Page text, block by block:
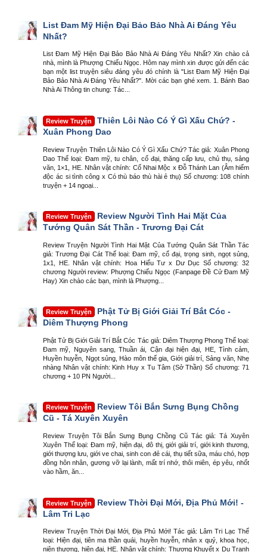
List Đam Mỹ Hiện Đại Bảo Bảo Nhà Ai Đáng Yêu
Nhất?
List Đam Mỹ Hiện Đại Bảo Bảo Nhà Ai Đáng Yêu Nhất? Xin chào cả
nhà, mình là Phượng Chiếu Ngọc. Hôm nay mình xin được gửi đến các
bạn một list truyện siêu đáng yêu đó chính là "List Đam Mỹ Hiện Đại
Bảo Bảo Nhà Ai Đáng Yêu Nhất?". Mời các bạn ghé xem. 1. Bánh Bao
Nhà Ai Thông tin chung: Tác...
Review Truyện
Thiên Lôi Nào Có Ý Gì Xấu Chứ? -
Xuân Phong Dao
Review Truyện Thiên Lôi Nào Có Ý Gì Xấu Chứ? Tác giả: Xuân Phong
Dao Thể loại: Đam mỹ, tu chân, cổ đại, thăng cấp lưu, chủ thụ, sảng
văn, 1×1, HE. Nhân vật chính: Cố Nhai Mộc x Đỗ Thánh Lan (Âm hiểm
độc ác si tình công x Có thù báo thù hài ẻ thụ) Số chương: 108 chính
truyện + 14 ngoại...
Review Truyện
Review Người Tình Hai Mặt Của
Tướng Quân Sát Thần - Trương Đại Cát
Review Truyện Người Tình Hai Mặt Của Tướng Quân Sát Thần Tác
giả: Trương Đại Cát Thể loại: Đam mỹ, cổ đại, trọng sinh, ngọt sủng,
1x1, HE. Nhân vật chính: Hoa Hiểu Tư x Dư Dục Số chương: 32
chương Người review: Phượng Chiếu Ngọc (Fanpage Đề Cử Đam Mỹ
Hay) Xin chào các bạn, mình là Phượng...
Review Truyện
Phật Tử Bị Giới Giải Trí Bắt Cóc -
Diêm Thượng Phong
Phật Tử Bị Giới Giải Trí Bắt Cóc Tác giả: Diêm Thượng Phong Thể loại:
Đam mỹ, Nguyên sang, Thuần ái, Cận đại hiện đại, HE, Tình cảm,
Huyền huyễn, Ngọt sủng, Hào môn thế gia, Giới giải trí, Sảng văn, Nhẹ
nhàng Nhân vật chính: Kinh Huy x Tu Tâm (Sở Thần) Số chương: 71
chương + 10 PN Người...
Review Truyện
Review Tôi Bắn Sưng Bụng Chồng
Cũ - Tá Xuyên Xuyên
Review Truyện Tôi Bắn Sưng Bụng Chồng Cũ Tác giả: Tá Xuyên
Xuyên Thể loại: Đam mỹ, hiện đại, đô thị, giới giải trí, giới kinh thương,
giới thượng lưu, giới ve chai, sinh con đẻ cái, thụ tiết sữa, máu chó, hợp
đồng hôn nhân, gương vỡ lại lành, mất trí nhớ, thôi miên, ép yêu, nhốt
vào hầm, ăn...
Review Truyện
Review Thời Đại Mới, Địa Phủ Mới! -
Lâm Tri Lạc
Review Truyện Thời Đại Mới, Địa Phủ Mới! Tác giả: Lâm Tri Lạc Thể
loại: Hiện đại, tiên ma thần quái, huyền huyễn, nhân x quỷ, khoa học,
niên thượng, hiện đại, HE. Nhân vật chính: Thương Khuyết x Dụ Tranh